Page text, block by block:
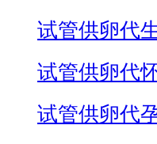
试管供卵代
试管供卵代
试管供卵代